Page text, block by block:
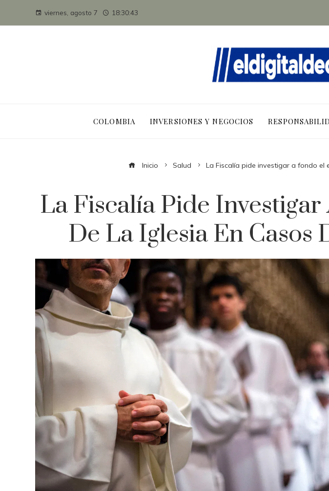
viernes, agosto 7 18:30:44
COLOMBIA INVERSIONES Y NEGOCIOS
Inicio Salud La Fiscalía pide investigar a fondo el
La Fiscalía Pide
De La Iglesia En Casos